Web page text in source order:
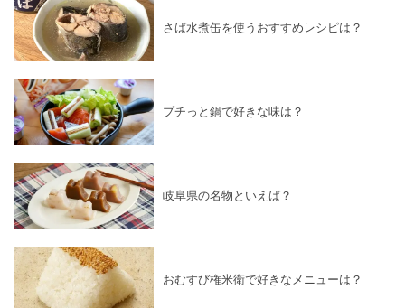
さば水煮缶を使うおすすめレシピは？
プチっと鍋で好きな味は？
岐阜県の名物といえば？
おむすび権米衛で好きなメニューは？